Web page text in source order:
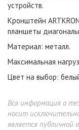
устройств.
Кронштейн
планшеты
Материал: металл.
Максимальная
Цвет на выбор:
Вся информация о
носит
является публичной